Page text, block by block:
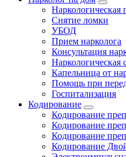
Наркологическая
Снятие ломки
УБОД
Прием нарколога
Консультация
Наркологическая
Капельница от
Помощь при
Госпитализация
Кодирование
Кодирование
Кодирование
Кодирование
Кодирование